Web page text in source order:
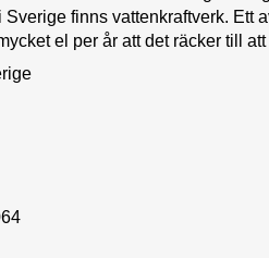
finns vattenkraftverk. Ett
el per år att det räcker till